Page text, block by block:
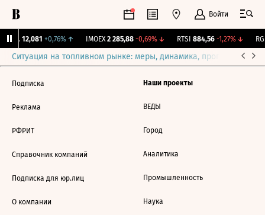
Войти
12,081 +0,76%↑ IMOEX 2 285,88 -0,69%↓ RTSI 884,56 -1,27%↓
Ситуация на топливном рынке: меры, динамика, прогнозы
Подписка
Реклама
РФРИТ
Справочник компаний
Подписка для юр.лиц
О компании
Наши проекты
ВЕДЫ
Город
Аналитика
Промышленность
Наука